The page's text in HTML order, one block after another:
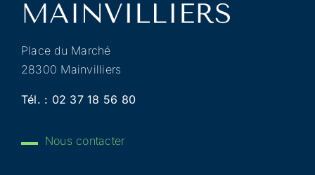
Place du Marché
28300 Mainvilliers
Tél. : 02 37 18 56 80
Nous contacter